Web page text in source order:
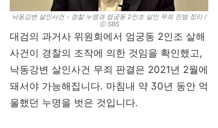
낙동강변 살인사건 - 경찰 누명과 엄궁동 2인조 살인 무죄 진범 정리 /
ⓒ SBS
대검의 과거사 위원회에서 엄궁동 2인조 살해
사건이 경찰의 조작에 의한 것임을 확인했고,
낙동강변 살인사건 무죄 판결은 2021년 2월에
돼서야 가능해집니다. 마침내 약 30년 동안 억
울했던 누명을 벗은 것입니다.